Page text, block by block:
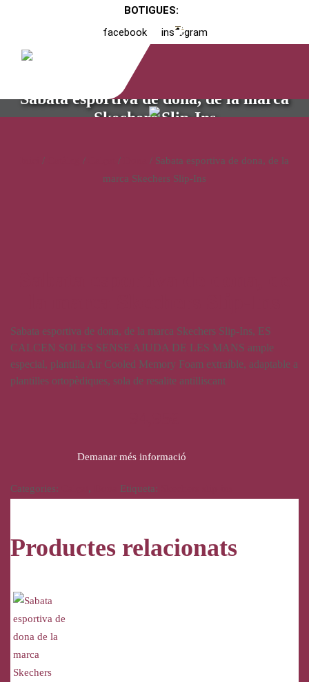
BOTIGUES:
facebook
instagram
Sabata esportiva de dona, de la marca
Skechers Slip-Ins
/ / /
/ Sabata esportiva de dona, de la
marca Skechers Slip-Ins
Sabata esportiva de dona, de la marca Skechers Slip-Ins, ES
CALCEN SOLES SENSE AJUDA DE LES MANS ample
especial, plantilla Air Cooled Memory Foam extraíble, adaptable a
plantilles ortopèdiques, sola de resalite antilliscant
Demanar més informació
Categories: , Etiqueta:
Productes relacionats